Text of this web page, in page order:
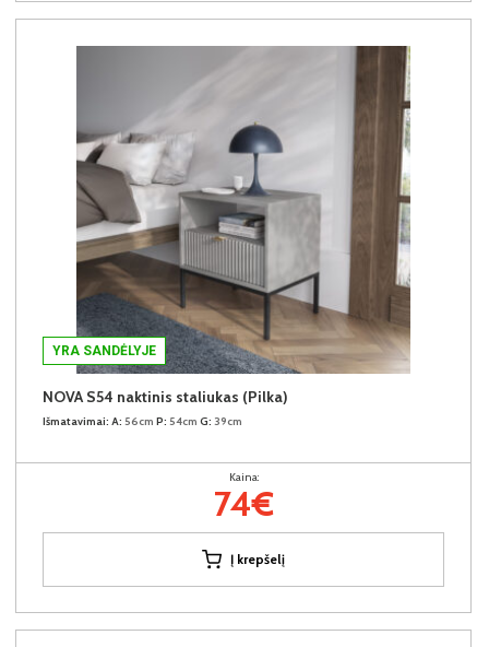
YRA SANDĖLYJE
NOVA S54 naktinis staliukas (Pilka)
Išmatavimai: A: 56cm P: 54cm G: 39cm
Kaina:
74€
Į krepšelį